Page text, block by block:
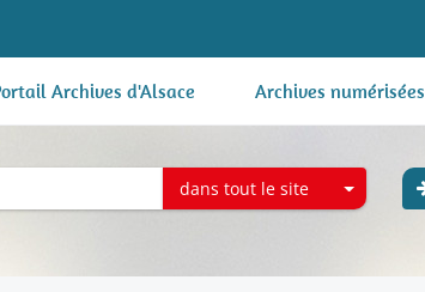
Archives d'Alsace Archives numérisées
dans tout le site